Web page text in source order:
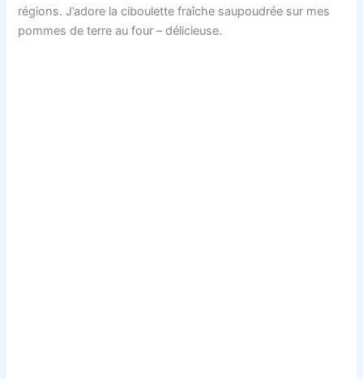
régions. J’adore la ciboulette fraîche saupoudrée sur mes
pommes de terre au four – délicieuse.